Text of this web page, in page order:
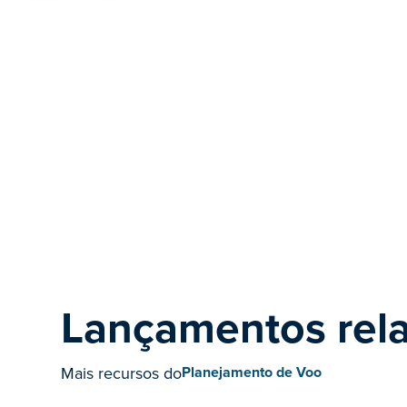
Lançamentos
Mais recursos doPlanejamento de Voo